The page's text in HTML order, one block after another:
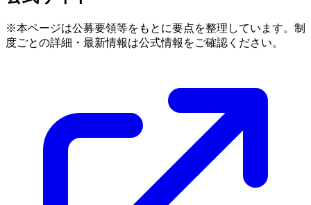
※本ページは公募要領等をもとに要点を整理しています。制
度ごとの詳細・最新情報は公式情報をご確認ください。